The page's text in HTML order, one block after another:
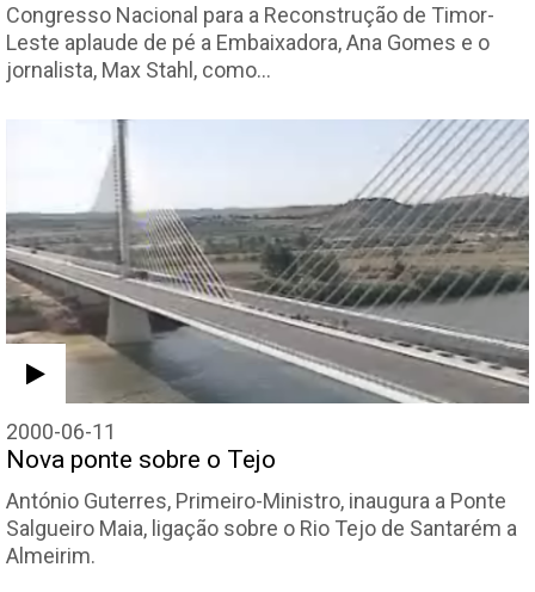
Congresso Nacional para a Reconstrução de Timor-
Leste aplaude de pé a Embaixadora, Ana Gomes e o
jornalista, Max Stahl, como…
2000-06-11
Nova ponte sobre o Tejo
António Guterres, Primeiro-Ministro, inaugura a Ponte
Salgueiro Maia, ligação sobre o Rio Tejo de Santarém a
Almeirim.